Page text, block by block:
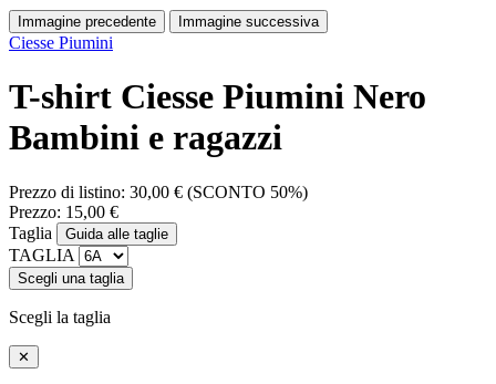
Immagine precedente Immagine successiva
Ciesse Piumini
T-shirt Ciesse Piumini Nero
Bambini e ragazzi
Prezzo di listino: 30,00 € (SCONTO 50%)
Prezzo: 15,00 €
Taglia
Guida alle taglie
TAGLIA
Scegli una taglia
Scegli la taglia
✕